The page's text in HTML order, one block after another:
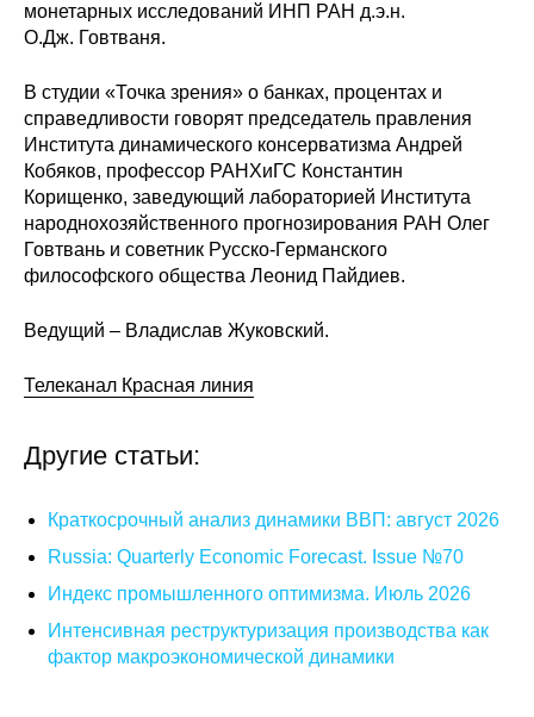
Выпуски
Информация для авторов
Общие требования
Стандарты оформления
Отрасли и регионы
Inforum
Ученый совет
монетарных исследований ИНП РАН д.э.н.
О.Дж. Говтваня.
В студии «Точка зрения» о банках, процентах и
справедливости говорят председатель правления
Института динамического консерватизма Андрей
Кобяков, профессор РАНХиГС Константин
Корищенко, заведующий лабораторией Института
народнохозяйственного прогнозирования РАН Олег
Говтвань и советник Русско-Германского
философского общества Леонид Пайдиев.
Ведущий – Владислав Жуковский.
Телеканал Красная линия
Другие статьи:
Краткосрочный анализ динамики ВВП: август 2026
Russia: Quarterly Economic Forecast. Issue №70
Индекс промышленного оптимизма. Июль 2026
Интенсивная реструктуризация производства как
фактор макроэкономической динамики